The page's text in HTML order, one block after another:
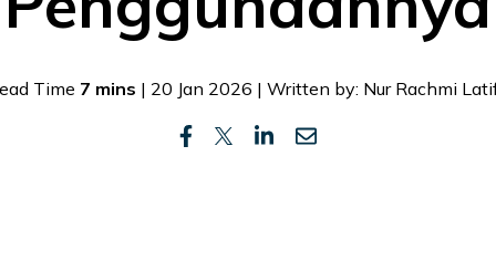
Time 7 mins | 20 Jan 2026 | Written by: Nur Rachmi